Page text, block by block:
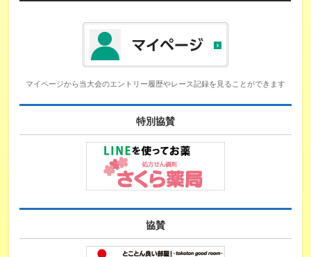
マイページから当大会のエントリー履歴やレース記録を見ることができます
特別協賛
協賛